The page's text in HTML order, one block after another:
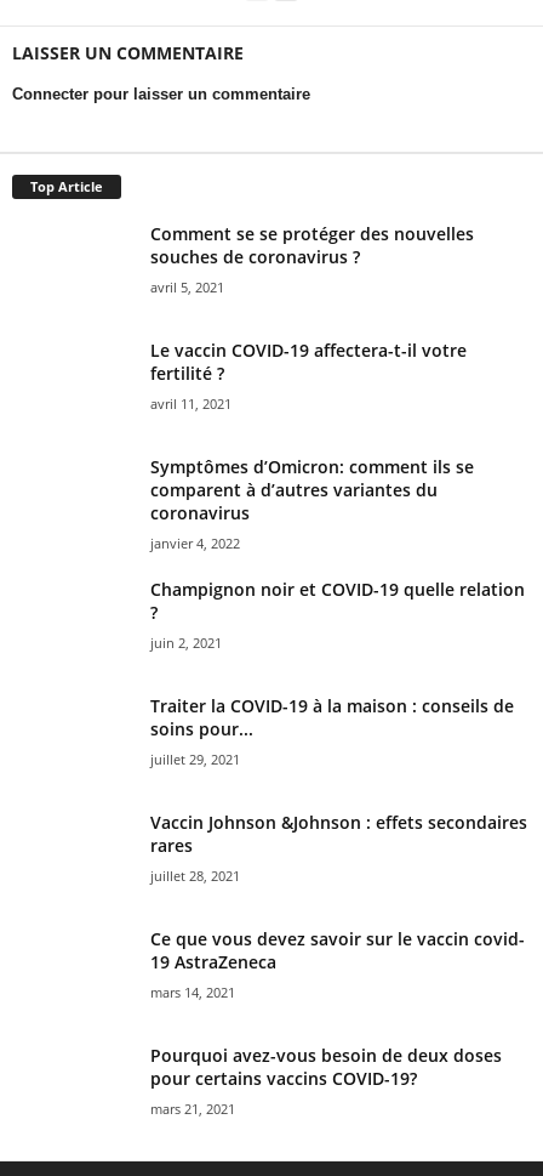
LAISSER UN COMMENTAIRE
Connecter pour laisser un commentaire
Top Article
Comment se se protéger des nouvelles
souches de coronavirus ?
avril 5, 2021
Le vaccin COVID-19 affectera-t-il votre
fertilité ?
avril 11, 2021
Symptômes d’Omicron: comment ils se
comparent à d’autres variantes du
coronavirus
janvier 4, 2022
Champignon noir et COVID-19 quelle relation
?
juin 2, 2021
Traiter la COVID-19 à la maison : conseils de
soins pour...
juillet 29, 2021
Vaccin Johnson &Johnson : effets secondaires
rares
juillet 28, 2021
Ce que vous devez savoir sur le vaccin covid-
19 AstraZeneca
mars 14, 2021
Pourquoi avez-vous besoin de deux doses
pour certains vaccins COVID-19?
mars 21, 2021